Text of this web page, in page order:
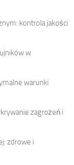
kontrola jakości
w
warunki
zagrożeń i
zdrowe i